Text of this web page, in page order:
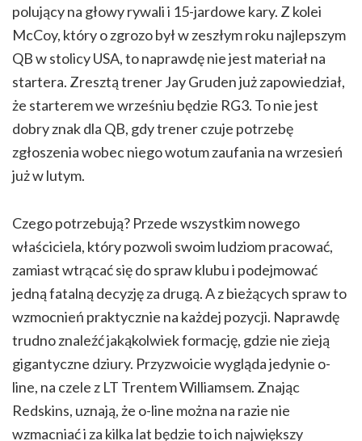
polujący na głowy rywali i 15-jardowe kary. Z kolei
McCoy, który o zgrozo był w zeszłym roku najlepszym
QB w stolicy USA, to naprawdę nie jest materiał na
startera. Zresztą trener Jay Gruden już zapowiedział,
że starterem we wrześniu będzie RG3. To nie jest
dobry znak dla QB, gdy trener czuje potrzebę
zgłoszenia wobec niego wotum zaufania na wrzesień
już w lutym.
Czego potrzebują? Przede wszystkim nowego
właściciela, który pozwoli swoim ludziom pracować,
zamiast wtrącać się do spraw klubu i podejmować
jedną fatalną decyzję za drugą. A z bieżących spraw to
wzmocnień praktycznie na każdej pozycji. Naprawdę
trudno znaleźć jakąkolwiek formację, gdzie nie zieją
gigantyczne dziury. Przyzwoicie wygląda jedynie o-
line, na czele z LT Trentem Williamsem. Znając
Redskins, uznają, że o-line można na razie nie
wzmacniać i za kilka lat będzie to ich największy